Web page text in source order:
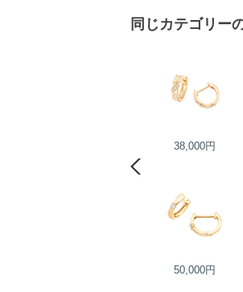
同じカテゴリー
38,000円
50,000円